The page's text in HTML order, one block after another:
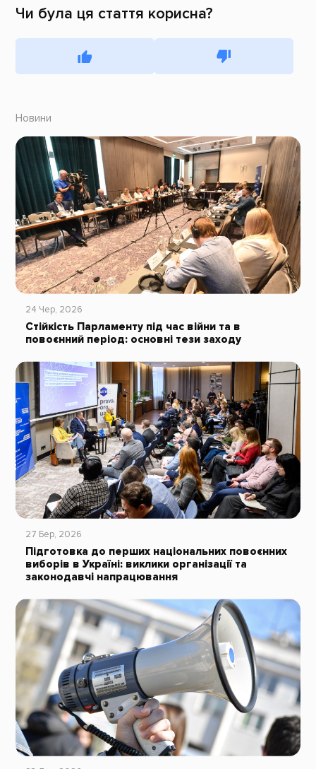
Чи була ця стаття корисна?
Новини
24 Чер, 2026
Стійкість Парламенту під час війни та в
повоєнний період: основні тези заходу
27 Бер, 2026
Підготовка до перших національних повоєнних
виборів в Україні: виклики організації та
законодавчі напрацювання